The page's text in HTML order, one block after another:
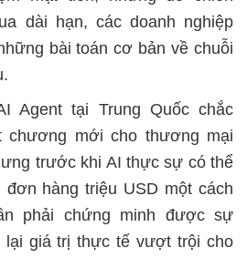
dài hạn, các doanh nghiệp
bài toán cơ bản về chuỗi
Agent tại Trung Quốc chắc
chương mới cho thương mại
trước khi AI thực sự có thể
hàng triệu USD một cách
phải chứng minh được sự
lại giá trị thực tế vượt trội cho